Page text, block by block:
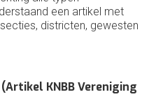
een artikel met
districten, gewesten
KNBB Vereniging